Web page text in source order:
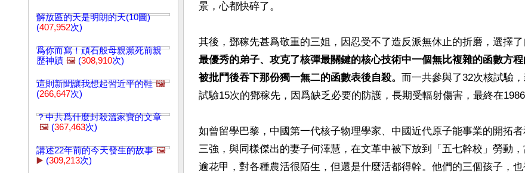
解放區的天是明朗的天(10圖)
(407,952次)
爲你而寫！頑石般母親瀕死前親
歷神蹟 🖼️ (308,910次)
這則新聞讓我想起習近平的鞋 🖼️
(266,647次)
？中共爲什麼封殺溫家寶的文章
🖼️ (367,463次)
講述22年前的今天發生的故事 🖼️
▶️ (309,213次)
景，心都快碎了。
其後，鄧稼先甚爲敬重的三姐，因忍受不了造反派無休止的折磨，選擇了
最優秀的弟子、攻克了核彈最關鍵的核心技術中一個無比複雜的函數方
被批鬥後吞下那份獨一無二的函數表後自殺。 而一共參與了32次核試驗
試驗15次的鄧稼先，因爲缺乏必要的防護，長期受輻射傷害，最終在1986
如曾留學巴黎，中國第一代核子物理學家、中國近代原子能事業的開拓
三強，與同樣傑出的妻子何澤慧，在文革中被下放到「五七幹校」勞動
逾花甲，對各種農活很陌生，但還是什麼活都得幹。他們的三個孩子，